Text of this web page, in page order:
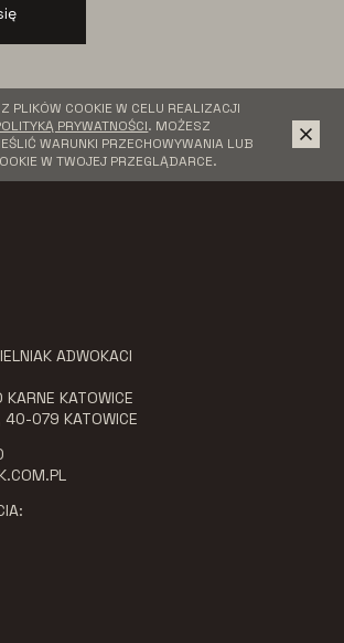
PLIKÓW COOKIE W CELU REALIZACJI
PRYWATNOŚCI. MOŻESZ
WARUNKI PRZECHOWYWANIA LUB
W TWOJEJ PRZEGLĄDARCE.
ADWOKACI
KATOWICE
40-079 KATOWICE